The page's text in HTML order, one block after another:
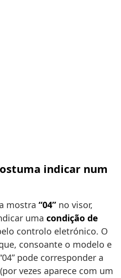
indicar num
mostra “04” no visor,
uma condição de
controlo eletrónico. O
consoante o modelo e
pode corresponder a
vezes aparece com um